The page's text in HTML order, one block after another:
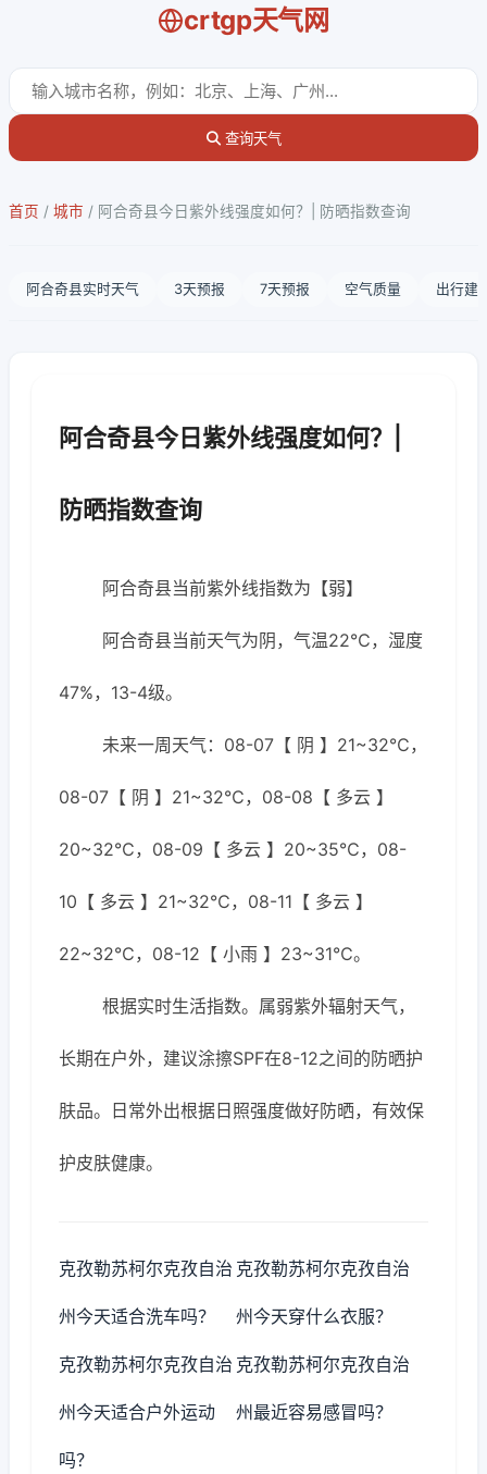
crtgp天气网
查询天气
首页 / 城市 / 阿合奇县今日紫外线强度如何？| 防晒指数查询
阿合奇县实时天气 3天预报 7天预报 空气质量 出行建
阿合奇县今日紫外线强度如何？|
防晒指数查询
阿合奇县当前紫外线指数为【弱】
阿合奇县当前天气为阴，气温22℃，湿度
47%，13-4级。
未来一周天气：08-07【 阴 】21~32℃，
08-07【 阴 】21~32℃，08-08【 多云 】
20~32℃，08-09【 多云 】20~35℃，08-
10【 多云 】21~32℃，08-11【 多云 】
22~32℃，08-12【 小雨 】23~31℃。
根据实时生活指数。属弱紫外辐射天气，
长期在户外，建议涂擦SPF在8-12之间的防晒护
肤品。日常外出根据日照强度做好防晒，有效保
护皮肤健康。
克孜勒苏柯尔克孜自治
州今天适合洗车吗？
克孜勒苏柯尔克孜自治
州今天穿什么衣服？
克孜勒苏柯尔克孜自治
州今天适合户外运动
吗？
克孜勒苏柯尔克孜自治
州最近容易感冒吗？